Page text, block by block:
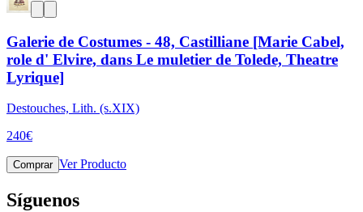
Galerie de Costumes - 48, Castilliane [Marie Cabel,
role d' Elvire, dans Le muletier de Tolede, Theatre
Lyrique]
Destouches, Lith. (s.XIX)
240€
Comprar Ver Producto
Síguenos